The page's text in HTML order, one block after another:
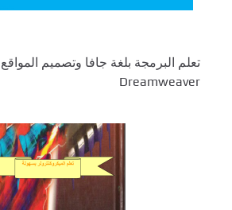
تعلم البرمجة بلغة جافا وتصميم
Dreamweaver